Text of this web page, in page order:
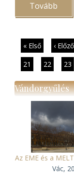
Tovább
Oldalszámozás
Első
oldal
« Első
Előző
oldal
‹ Előző
Page
21 Page
22 23
Vándorgyűlés
Az EME és a
Vác,